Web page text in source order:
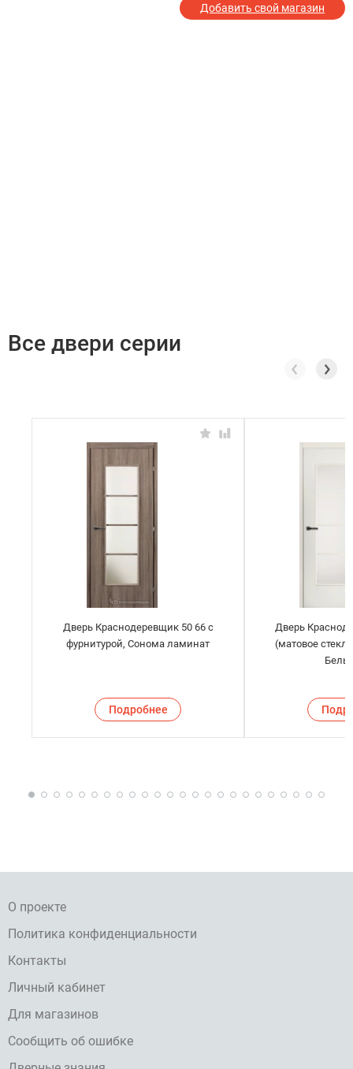
Добавить свой магазин
Все двери серии
Дверь Краснодеревщик 50 66 с
фурнитурой, Сонома ламинат
Подробнее
Дверь
(матовое
О проекте
Политика конфиденциальности
Контакты
Личный кабинет
Для магазинов
Сообщить об ошибке